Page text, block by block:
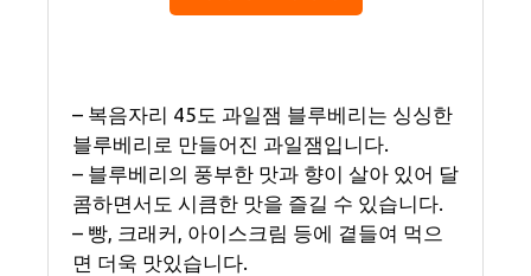
– 복음자리 45도 과일잼 블루베리는 싱싱한
블루베리로 만들어진 과일잼입니다.
– 블루베리의 풍부한 맛과 향이 살아 있어 달
콤하면서도 시큼한 맛을 즐길 수 있습니다.
– 빵, 크래커, 아이스크림 등에 곁들여 먹으
면 더욱 맛있습니다.